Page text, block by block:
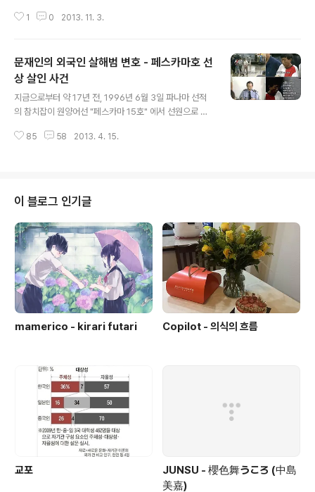
장기말로 쓰면서 뒤에 숨어있다. 가장 큰 문제는 별 비전이
에서 내려오게 된건 아쉽지만..
1 0 2013. 11. 3.
문재인의 외국인 살해범 변호 - 페스카마호 선
상 살인 사건
지금으로부터 약 17년 전, 1996년 6월 3일 파나마 선적
의 참치잡이 원양어선 "페스카마 15호" 에서 선원으로 타
반란에 가담하지 않은 조선족 선원 1명을 포함한 선원 11명
러 살해했다. 첫 대상은 선장 최 씨였다. 조타실에 대기하고
있던 3명의 조선족 선원들은 최 씨의 배, 목 뒤, 무릎 등을
번갈아가며 찔렀다. 조선족 선원들은 숨진 최 씨의 시신을
바다로 던졌다. 조선족 선원들은 이런 식으로 갑판장, 기관
사, 항해사, 조기장 등 한국인 선원 6명을 살해했다. 그 중
기..
85 58 2013. 4. 15.
이 블로그 인기글
mamerico - kirari futari Copilot - 의식의 흐름
교포
JUNSU - 櫻色舞うころ (中島
美嘉)